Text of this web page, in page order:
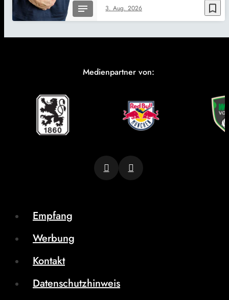
bookmark_border
3. Aug. 2026
Medienpartner von:
Empfang
Werbung
Kontakt
Datenschutzhinweis